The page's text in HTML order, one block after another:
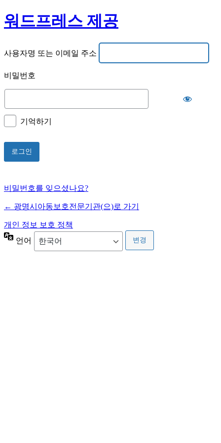
워드프레스 제공
사용자명 또는 이메일 주소
비밀번호
기억하기
비밀번호를 잊으셨나요?
← 광명시아동보호전문기관(으)로 가기
개인 정보 보호 정책
언어